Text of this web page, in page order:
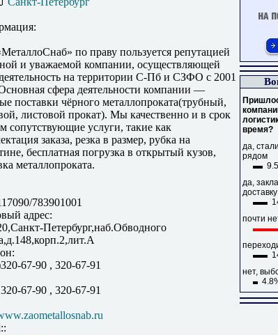
по праву пользуется репутацией
и уважаемой компании, осуществляющей
на территории С-Пб и СЗФО с 2001
сфера деятельности компании —
поставки чёрного металлопроката(трубный,
листовой прокат). Мы качественно и в срок
сопутствующие услуги, такие как
заказа, резка в размер, рубка на
бесплатная погрузка в открытый кузов,
металлопроката.
783901001
адрес:
Петербург,наб.Обводного
67-90 , 320-67-91
67-90 , 320-67-91
время?
да,
рядом
да,
доставку
почти
нет,